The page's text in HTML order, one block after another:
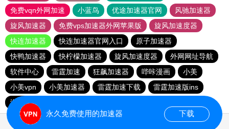
免费vqn外网加速
小蓝鸟 优途加速器官网
风驰加速器
旋风加速器
免费vps加速器外网苹果版
旋风加速度器
快连加速器
快连加速器官网入口
原子加速器
快鸭加速器
快柠檬加速器 旋风加速度器
外网网址导航
软件中心
雷霆加速 狂飙加速器 哔咔漫画
小美
小美vpn
小美加速器 雷霆加速下载
雷霆加速版ins
海鸥加速器下载
永久免费使用的加速器 下载